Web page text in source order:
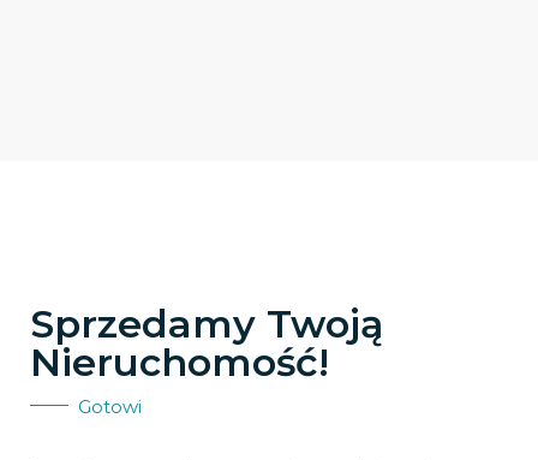
Sprzedamy Twoją
Nieruchomość!
Gotowi